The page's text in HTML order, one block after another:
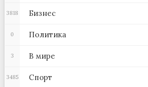
Бизнес
3818
Политика
0
В мире
3
Спорт
3485